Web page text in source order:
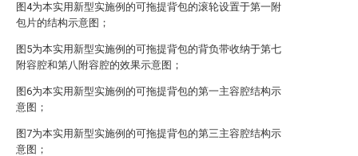
图4为本实用新型实施例的可拖提背包的滚轮设置于第一附
包片的结构示意图；
图5为本实用新型实施例的可拖提背包的背负带收纳于第七
附容腔和第八附容腔的效果示意图；
图6为本实用新型实施例的可拖提背包的第一主容腔结构示
意图；
图7为本实用新型实施例的可拖提背包的第三主容腔结构示
意图；